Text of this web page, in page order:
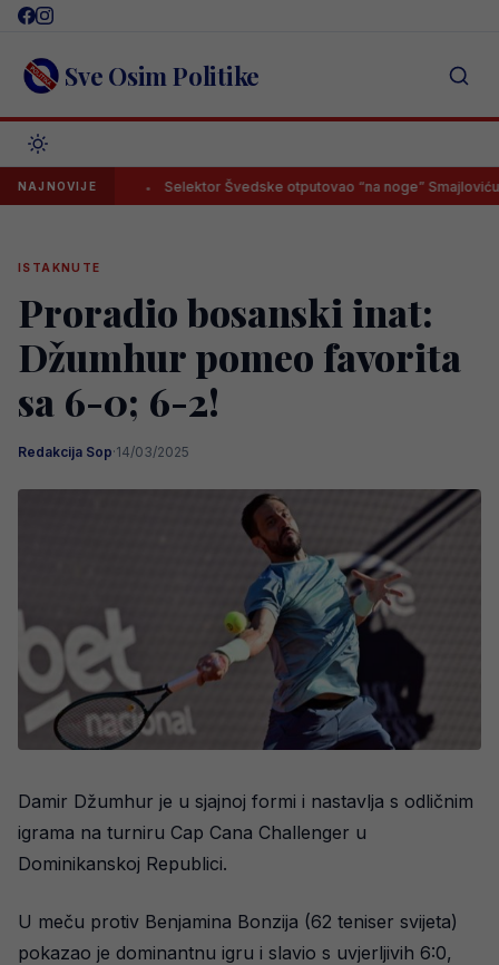
Skip
content Sve Osim Politike
NAJNOVIJE
leđa Selektor Švedske otputovao “na noge” Smajloviću,
ISTAKNUTE
Proradio bosanski inat:
Džumhur pomeo favorita
sa 6-0; 6-2!
Redakcija Sop·14/03/2025
Damir Džumhur je u sjajnoj formi i nastavlja s odličnim
igrama na turniru Cap Cana Challenger u
Dominikanskoj Republici.
U meču protiv Benjamina Bonzija (62 teniser svijeta)
pokazao je dominantnu igru i slavio s uvjerljivih 6:0,